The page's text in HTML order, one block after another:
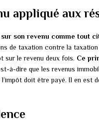
appliqué aux
son revenu comme tout
de taxation contre la
sur le revenu deux fois. Ce
à-dire que les revenus
doit être payé. Il en est